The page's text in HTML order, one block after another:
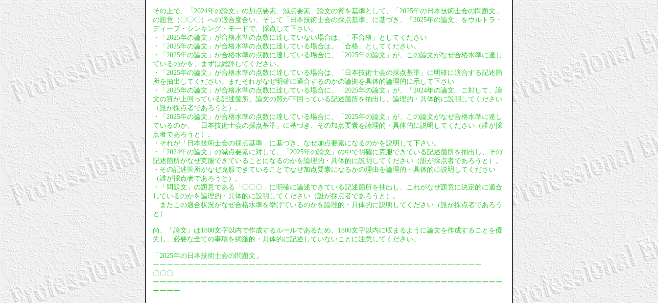
その上で、「2024年の論文」の加点要素、減点要素、論文の質を基準として、「2025年の日本技術士会の問題文」
の題意（〇〇〇）への適合度合い、そして「日本技術士会の採点基準」に基づき、「2025年の論文」をウルトラ・
ディープ・シンキング・モードで、採点して下さい。
・「2025年の論文」が合格水準の点数に達していない場合は、「不合格」としてください
・「2025年の論文」が合格水準の点数に達している場合は、「合格」としてください。
・「2025年の論文」が合格水準の点数に達している場合に、「2025年の論文」が、この論文がなぜ合格水準に達し
ているのかを、まずは総評してください。
・「2025年の論文」が合格水準の点数に達している場合は、「日本技術士会の採点基準」に明確に適合する記述箇
所を抽出してください。またそれがなぜ明確に適合するのかの論拠を具体的論理的に示して下さい
・「2025年の論文」が合格水準の点数に達している場合に、「2025年の論文」が、「2024年の論文」こ対して、論
文の質が上回っている記述箇所、論文の質が下回っている記述箇所を抽出し、論理的・具体的に説明してください
（誰が採点者であろうと）。
・「2025年の論文」が合格水準の点数に達している場合に、「2025年の論文」が、この論文がなぜ合格水準に達し
ているのか、「日本技術士会の採点基準」に基づき、その加点要素を論理的・具体的に説明してください（誰が採
点者であろうと）。
・それが「日本技術士会の採点基準」に基づき、なぜ加点要素になるのかを説明して下さい。
・「2024年の論文」の減点要素に対して、「2025年の論文」の中で明確に克服できている記述箇所を抽出し、その
記述箇所がなぜ克服できていることになるのかを論理的・具体的に説明してください（誰が採点者であろうと）。
・その記述箇所がなぜ克服できていることでなぜ加点要素になるかの理由を論理的・具体的に説明してください
（誰が採点者であろうと）。
・「問題文」の題意である「〇〇〇」に明確に論述できている記述箇所を抽出し、これがなぜ題意に決定的に適合
しているのかを論理的・具体的に説明してください（誰が採点者であろうと）。
またこの適合状況がなぜ合格水準を挙げているのかを論理的・具体的に説明してください（誰が採点者であろう
と）
尚、「論文」は1800文字以内で作成するルールであるため、1800文字以内に収まるように論文を作成することを優
先し、必要な全ての事項を網羅的・具体的に記述していないことに注意してください。
「2025年の日本技術士会の問題文」
ーーーーーーーーーーーーーーーーーーーーーーーーーーーーーーーーーーーーーーーーーーーーーーーー
〇〇〇
ーーーーーーーーーーーーーーーーーーーーーーーーーーーーーーーーーーーーーーーーーーーーーーーーーーー
ーーーー